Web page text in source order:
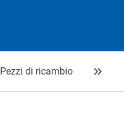
Pezzi di ricambio